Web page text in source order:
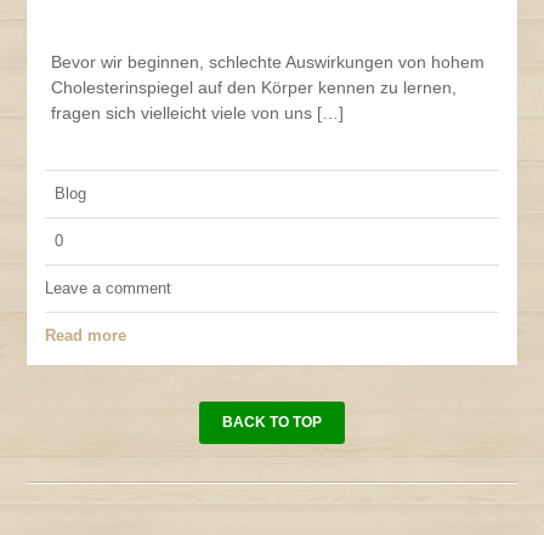
Bevor wir beginnen, schlechte Auswirkungen von hohem
Cholesterinspiegel auf den Körper kennen zu lernen,
fragen sich vielleicht viele von uns […]
Blog
0
Leave a comment
Read more
BACK TO TOP